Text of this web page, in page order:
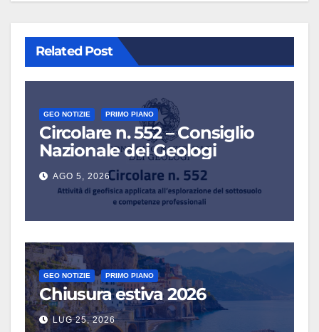
Related Post
GEO NOTIZIE PRIMO PIANO
Circolare n. 552 – Consiglio
Nazionale dei Geologi
AGO 5, 2026
GEO NOTIZIE PRIMO PIANO
Chiusura estiva 2026
LUG 25, 2026